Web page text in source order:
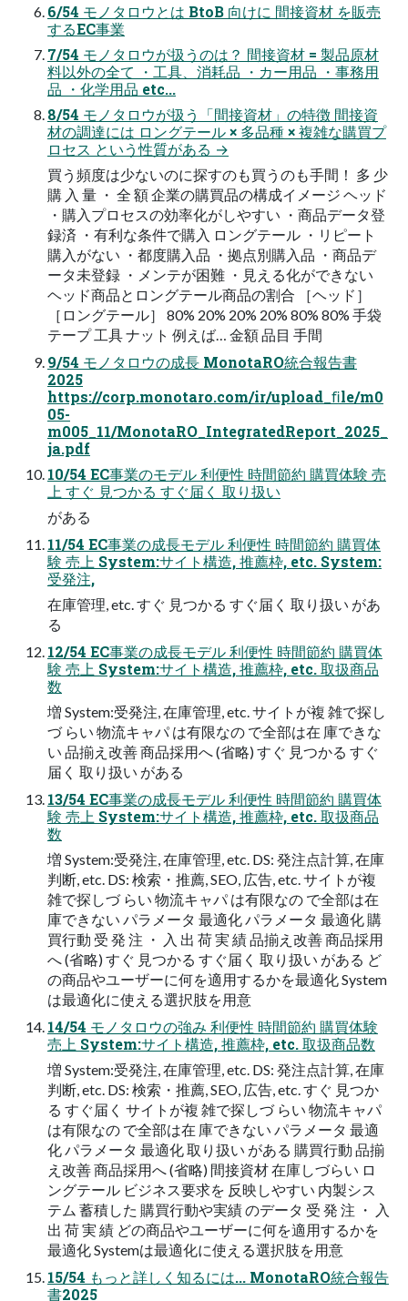
6/54 モノタロウとは BtoB 向けに 間接資材 を販売
するEC事業
7/54 モノタロウが扱うのは？ 間接資材 = 製品原材
料以外の全て ・工具、消耗品 ・カー用品 ・事務用
品 ・化学用品 etc...
8/54 モノタロウが扱う「間接資材」の特徴 間接資
材の調達には ロングテール × 多品種 × 複雑な購買プ
ロセス という性質がある →
買う頻度は少ないのに探すのも買うのも手間！ 多 少
購 入 量 ・ 全 額 企業の購買品の構成イメージ ヘッド
・購入プロセスの効率化がしやすい ・商品データ登
録済 ・有利な条件で購入 ロングテール ・リピート
購入がない ・都度購入品 ・拠点別購入品 ・商品デ
ータ未登録 ・メンテが困難 ・見える化ができない
ヘッド商品とロングテール商品の割合 ［ヘッド］
［ロングテール］ 80% 20% 20% 20% 80% 80% 手袋
テープ 工具 ナット 例えば… 金額 品目 手間
9/54 モノタロウの成長 MonotaRO統合報告書
2025
https://corp.monotaro.com/ir/upload_ﬁle/m0
05-
m005_11/MonotaRO_IntegratedReport_2025_
ja.pdf
10/54 EC事業のモデル 利便性 時間節約 購買体験 売
上 すぐ 見つかる すぐ届く 取り扱い
がある
11/54 EC事業の成長モデル 利便性 時間節約 購買体
験 売上 System:サイト構造, 推薦枠, etc. System:
受発注,
在庫管理, etc. すぐ 見つかる すぐ届く 取り扱い があ
る
12/54 EC事業の成長モデル 利便性 時間節約 購買体
験 売上 System:サイト構造, 推薦枠, etc. 取扱商品
数
増 System:受発注, 在庫管理, etc. サイトが複 雑で探し
づ らい 物流キャパ は有限なの で全部は在 庫できな
い 品揃え改善 商品採用へ (省略) すぐ 見つかる すぐ
届く 取り扱い がある
13/54 EC事業の成長モデル 利便性 時間節約 購買体
験 売上 System:サイト構造, 推薦枠, etc. 取扱商品
数
増 System:受発注, 在庫管理, etc. DS: 発注点計算, 在庫
判断, etc. DS: 検索・推薦, SEO, 広告, etc. サイトが複
雑で探しづ らい 物流キャパ は有限なの で全部は在
庫できない パラメータ 最適化 パラメータ 最適化 購
買行動 受 発 注 ・ 入 出 荷 実 績 品揃え改善 商品採用
へ (省略) すぐ 見つかる すぐ届く 取り扱い がある ど
の商品やユーザーに何を適用するかを最適化 System
は最適化に使える選択肢を用意
14/54 モノタロウの強み 利便性 時間節約 購買体験
売上 System:サイト構造, 推薦枠, etc. 取扱商品数
増 System:受発注, 在庫管理, etc. DS: 発注点計算, 在庫
判断, etc. DS: 検索・推薦, SEO, 広告, etc. すぐ 見つか
る すぐ届く サイトが複 雑で探しづ らい 物流キャパ
は有限なの で全部は在 庫できない パラメータ 最適
化 パラメータ 最適化 取り扱い がある 購買行動 品揃
え改善 商品採用へ (省略) 間接資材 在庫しづらい ロ
ングテール ビジネス要求を 反映しやすい 内製シス
テム 蓄積した 購買行動や実績 のデータ 受 発 注 ・ 入
出 荷 実 績 どの商品やユーザーに何を適用するかを
最適化 Systemは最適化に使える選択肢を用意
15/54 もっと詳しく知るには... MonotaRO統合報告
書2025